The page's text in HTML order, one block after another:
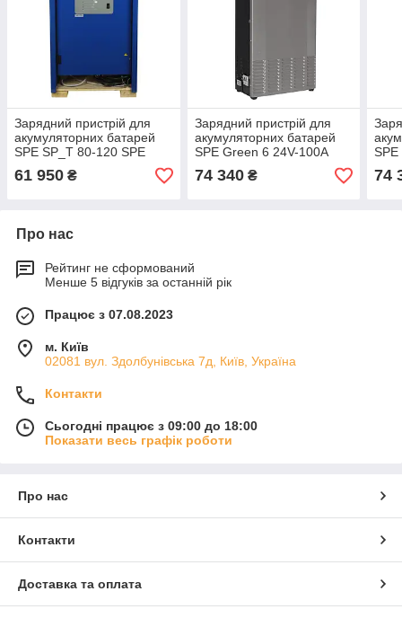
Зарядний пристрій для
акумуляторних батарей
SPE SP_T 80-120 SPE
61 950 ₴
Зарядний пристрій для
акумуляторних батарей
SPE Green 6 24V-100A
SPE
74 340₴
SPE
74
Про нас
Рейтинг не сформований
Менше 5 відгуків за останній рік
Працює з 07.08.2023
м. Київ
02081 вул. Здолбунівська 7д, Київ, Україна
Контакти
Сьогодні працює з 09:00 до 18:00
Показати весь графік роботи
Про нас
Контакти
Доставка та оплата